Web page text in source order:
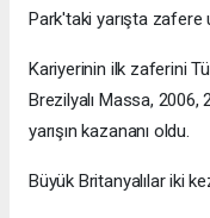
Park'taki yarışta zafere
Kariyerinin ilk zaferini
Brezilyalı Massa, 2006,
yarışın kazananı oldu.
Büyük Britanyalılar iki